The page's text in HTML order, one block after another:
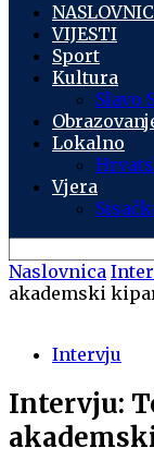
VIJESTI
Sport
Kultura
Slavo
Lokalno
Vjera
Naslovnica
akademski
Intervju
Intervju: